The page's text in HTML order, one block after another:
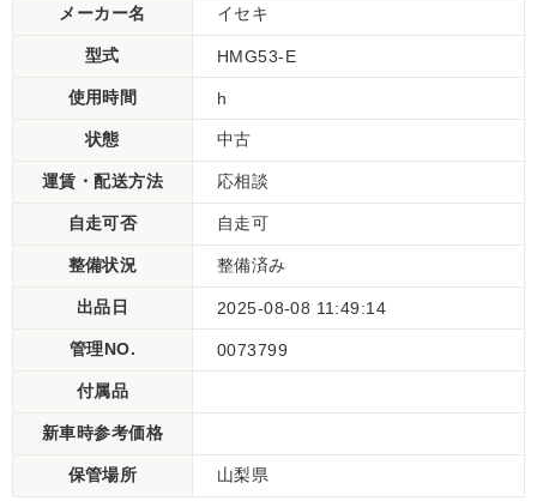
メーカー名 イセキ
型式 HMG53-E
使用時間 h
状態 中古
運賃・配送方法 応相談
自走可否 自走可
整備状況 整備済み
出品日 2025-08-08 11:49:14
管理NO. 0073799
付属品
新車時参考価格
保管場所 山梨県